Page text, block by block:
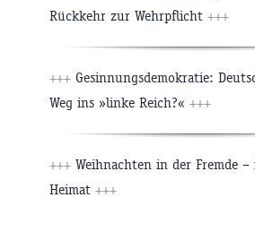
Rückkehr zur Wehrpflicht +++
+++ Gesinnungsdemokratie:
Weg ins »linke Reich?« +++
+++ Weihnachten in der Fremde
Heimat +++